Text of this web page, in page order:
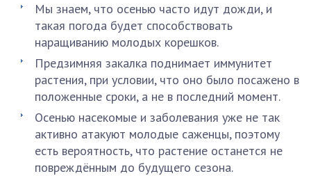
Мы знаем, что осенью часто идут дожди, и
такая погода будет способствовать
наращиванию молодых корешков.
Предзимняя закалка поднимает иммунитет
растения, при условии, что оно было посажено в
положенные сроки, а не в последний момент.
Осенью насекомые и заболевания уже не так
активно атакуют молодые саженцы, поэтому
есть вероятность, что растение останется не
повреждённым до будущего сезона.